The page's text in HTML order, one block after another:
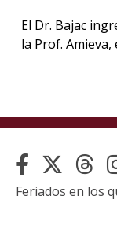
El Dr. Bajac
la Prof. Amieva,
Feriados en los